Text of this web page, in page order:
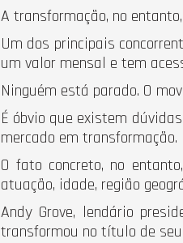
A transformação, no
Um dos principais
um valor mensal e tem
Ninguém está parado. O
É óbvio que existem
mercado em transformação.
O fato concreto, no
atuação, idade, região
Andy Grove, lendário
transformou no título de